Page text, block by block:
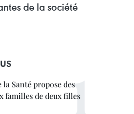
de la société
Santé propose des
familles de deux filles